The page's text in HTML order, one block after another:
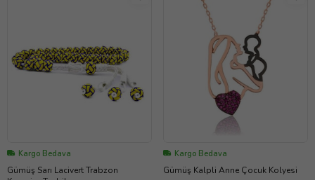
Kargo Bedava
Gümüş Sarı Lacivert Trabzon
Kargo Bedava
Gümüş Kalpli Anne Çocuk Kolyesi